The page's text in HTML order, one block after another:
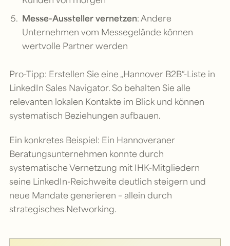
Messe-Aussteller vernetzen: Andere
Unternehmen vom Messegelände können
wertvolle Partner werden
Pro-Tipp: Erstellen Sie eine „Hannover B2B“-Liste in
LinkedIn Sales Navigator. So behalten Sie alle
relevanten lokalen Kontakte im Blick und können
systematisch Beziehungen aufbauen.
Ein konkretes Beispiel: Ein Hannoveraner
Beratungsunternehmen konnte durch
systematische Vernetzung mit IHK-Mitgliedern
seine LinkedIn-Reichweite deutlich steigern und
neue Mandate generieren – allein durch
strategisches Networking.